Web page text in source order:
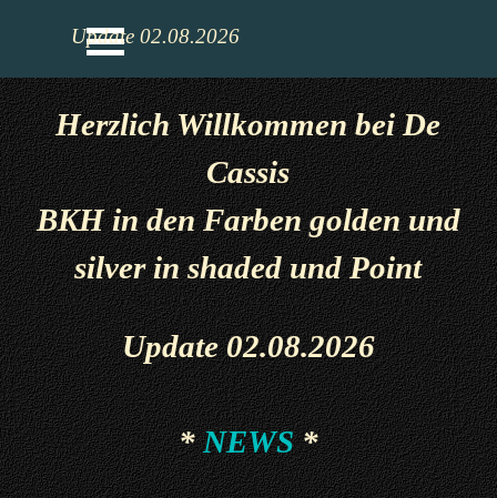
Update 02.08.2026
Menü überspringen
Herzlich Willkommen bei De
Cassis
BKH in den Farben golden und
silver in shaded und Point
Update 02.08.2026
*NEWS*